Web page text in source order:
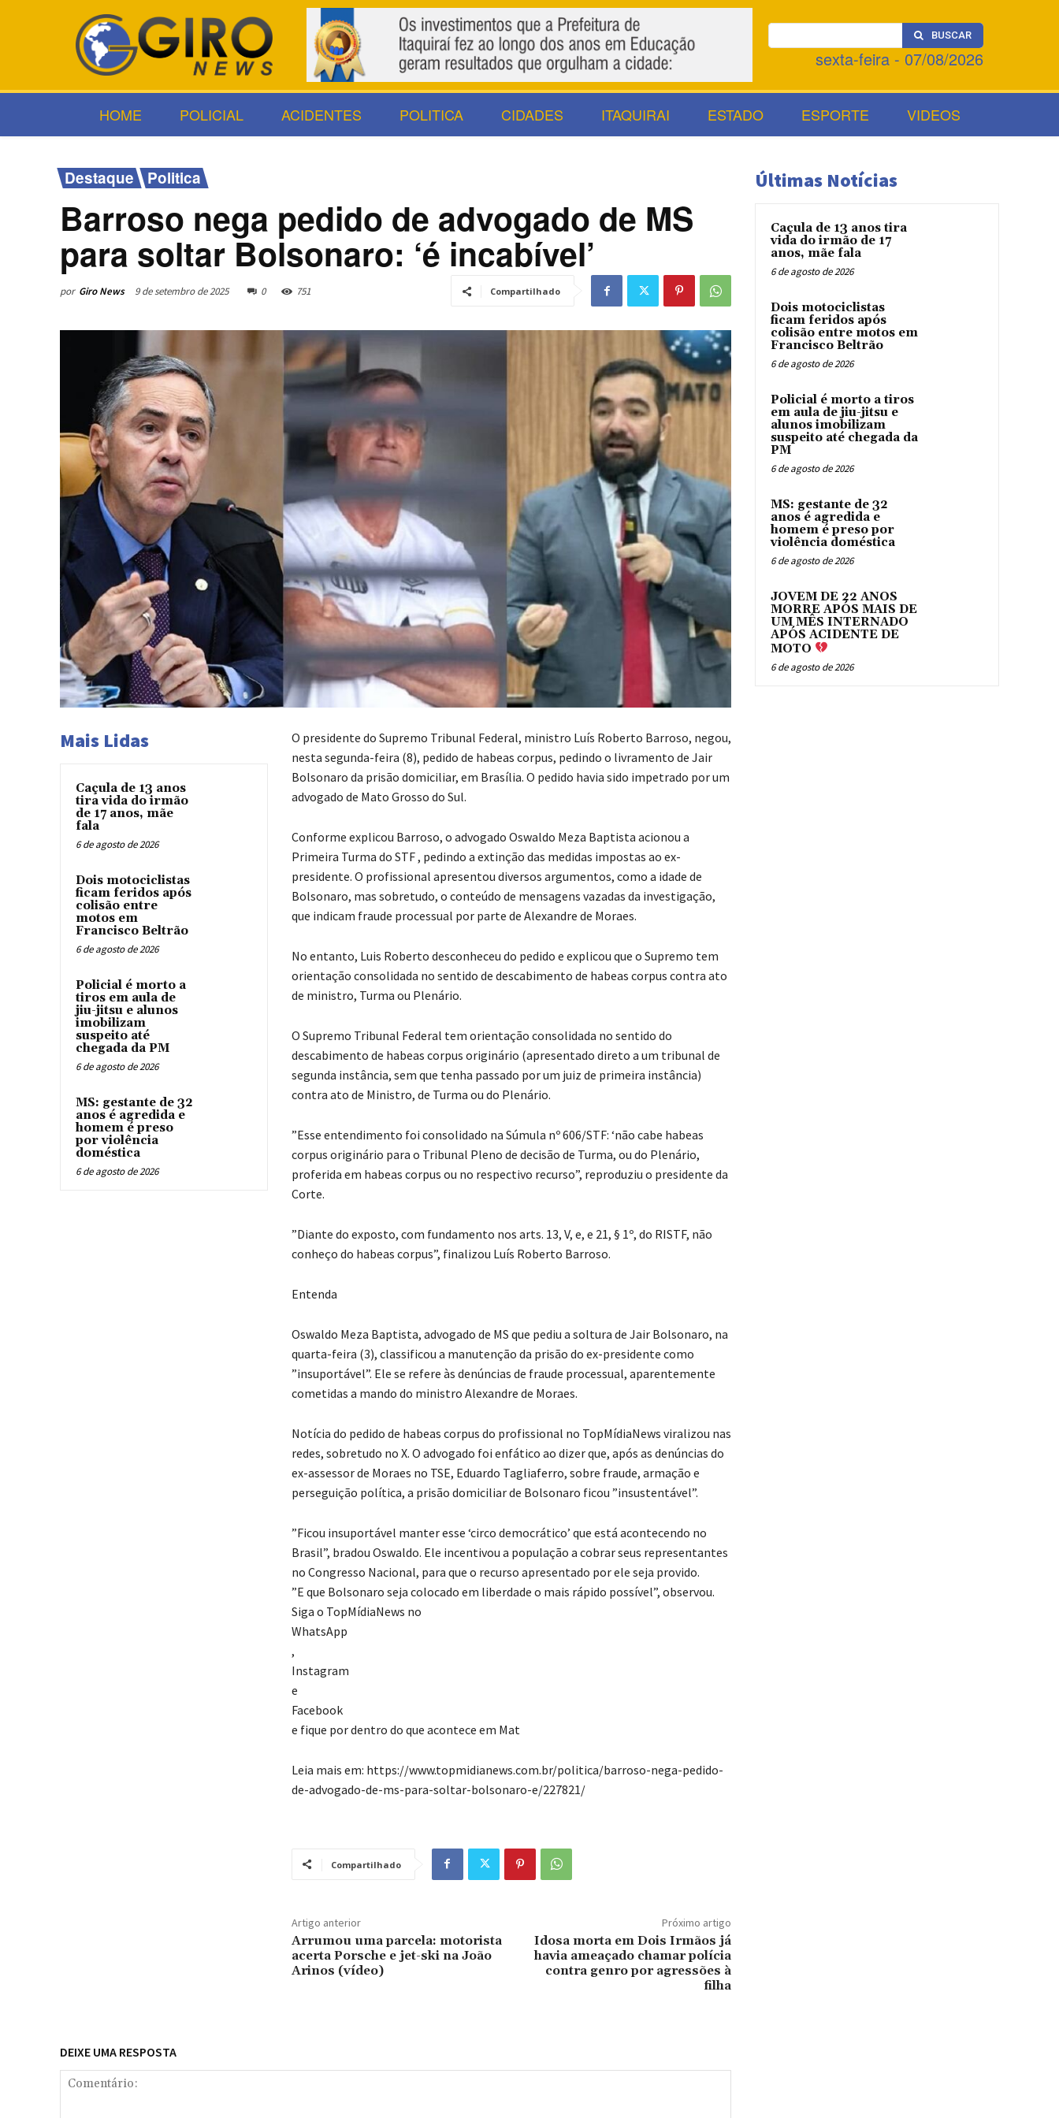
BUSCAR
sexta-feira - 07/08/2026
HOME POLICIAL ACIDENTES POLITICA CIDADES ITAQUIRAI ESTADO ESPORTE VIDEOS
Destaque Politica
Barroso nega pedido de advogado de MS
para soltar Bolsonaro: ‘é incabível’
por Giro News 9 de setembro de 2025 0 751 Compartilhado
Mais Lidas
Caçula de 13 anos
tira vida do irmão
de 17 anos, mãe
fala
6 de agosto de 2026
Dois motociclistas
ficam feridos após
colisão entre
motos em
Francisco Beltrão
6 de agosto de 2026
Policial é morto a
tiros em aula de
jiu-jitsu e alunos
imobilizam
suspeito até
chegada da PM
6 de agosto de 2026
MS: gestante de 32
anos é agredida e
homem é preso
por violência
doméstica
6 de agosto de 2026
O presidente do Supremo Tribunal Federal, ministro Luís Roberto Barroso, negou,
nesta segunda-feira (8), pedido de habeas corpus, pedindo o livramento de Jair
Bolsonaro da prisão domiciliar, em Brasília. O pedido havia sido impetrado por um
advogado de Mato Grosso do Sul.
Conforme explicou Barroso, o advogado Oswaldo Meza Baptista acionou a
Primeira Turma do STF , pedindo a extinção das medidas impostas ao ex-
presidente. O profissional apresentou diversos argumentos, como a idade de
Bolsonaro, mas sobretudo, o conteúdo de mensagens vazadas da investigação,
que indicam fraude processual por parte de Alexandre de Moraes.
No entanto, Luis Roberto desconheceu do pedido e explicou que o Supremo tem
orientação consolidada no sentido de descabimento de habeas corpus contra ato
de ministro, Turma ou Plenário.
O Supremo Tribunal Federal tem orientação consolidada no sentido do
descabimento de habeas corpus originário (apresentado direto a um tribunal de
segunda instância, sem que tenha passado por um juiz de primeira instância)
contra ato de Ministro, de Turma ou do Plenário.
”Esse entendimento foi consolidado na Súmula nº 606/STF: ‘não cabe habeas
corpus originário para o Tribunal Pleno de decisão de Turma, ou do Plenário,
proferida em habeas corpus ou no respectivo recurso”, reproduziu o presidente da
Corte.
”Diante do exposto, com fundamento nos arts. 13, V, e, e 21, § 1º, do RISTF, não
conheço do habeas corpus”, finalizou Luís Roberto Barroso.
Entenda
Oswaldo Meza Baptista, advogado de MS que pediu a soltura de Jair Bolsonaro, na
quarta-feira (3), classificou a manutenção da prisão do ex-presidente como
”insuportável”. Ele se refere às denúncias de fraude processual, aparentemente
cometidas a mando do ministro Alexandre de Moraes.
Notícia do pedido de habeas corpus do profissional no TopMídiaNews viralizou nas
redes, sobretudo no X. O advogado foi enfático ao dizer que, após as denúncias do
ex-assessor de Moraes no TSE, Eduardo Tagliaferro, sobre fraude, armação e
perseguição política, a prisão domiciliar de Bolsonaro ficou ”insustentável”.
”Ficou insuportável manter esse ‘circo democrático’ que está acontecendo no
Brasil”, bradou Oswaldo. Ele incentivou a população a cobrar seus representantes
no Congresso Nacional, para que o recurso apresentado por ele seja provido.
”E que Bolsonaro seja colocado em liberdade o mais rápido possível”, observou.
Siga o TopMídiaNews no
WhatsApp
,
Instagram
e
Facebook
e fique por dentro do que acontece em Mat
Leia mais em: https://www.topmidianews.com.br/politica/barroso-nega-pedido-
de-advogado-de-ms-para-soltar-bolsonaro-e/227821/
Compartilhado
Artigo anterior
Arrumou uma parcela: motorista
acerta Porsche e jet-ski na João
Arinos (vídeo)
Próximo artigo
Idosa morta em Dois Irmãos já
havia ameaçado chamar polícia
contra genro por agressões à
filha
DEIXE UMA RESPOSTA
Últimas Notícias
Caçula de 13 anos tira
vida do irmão de 17
anos, mãe fala
6 de agosto de 2026
Dois motociclistas
ficam feridos após
colisão entre motos em
Francisco Beltrão
6 de agosto de 2026
Policial é morto a tiros
em aula de jiu-jitsu e
alunos imobilizam
suspeito até chegada da
PM
6 de agosto de 2026
MS: gestante de 32
anos é agredida e
homem é preso por
violência doméstica
6 de agosto de 2026
JOVEM DE 22 ANOS
MORRE APÓS MAIS DE
UM MÊS INTERNADO
APÓS ACIDENTE DE
MOTO
6 de agosto de 2026